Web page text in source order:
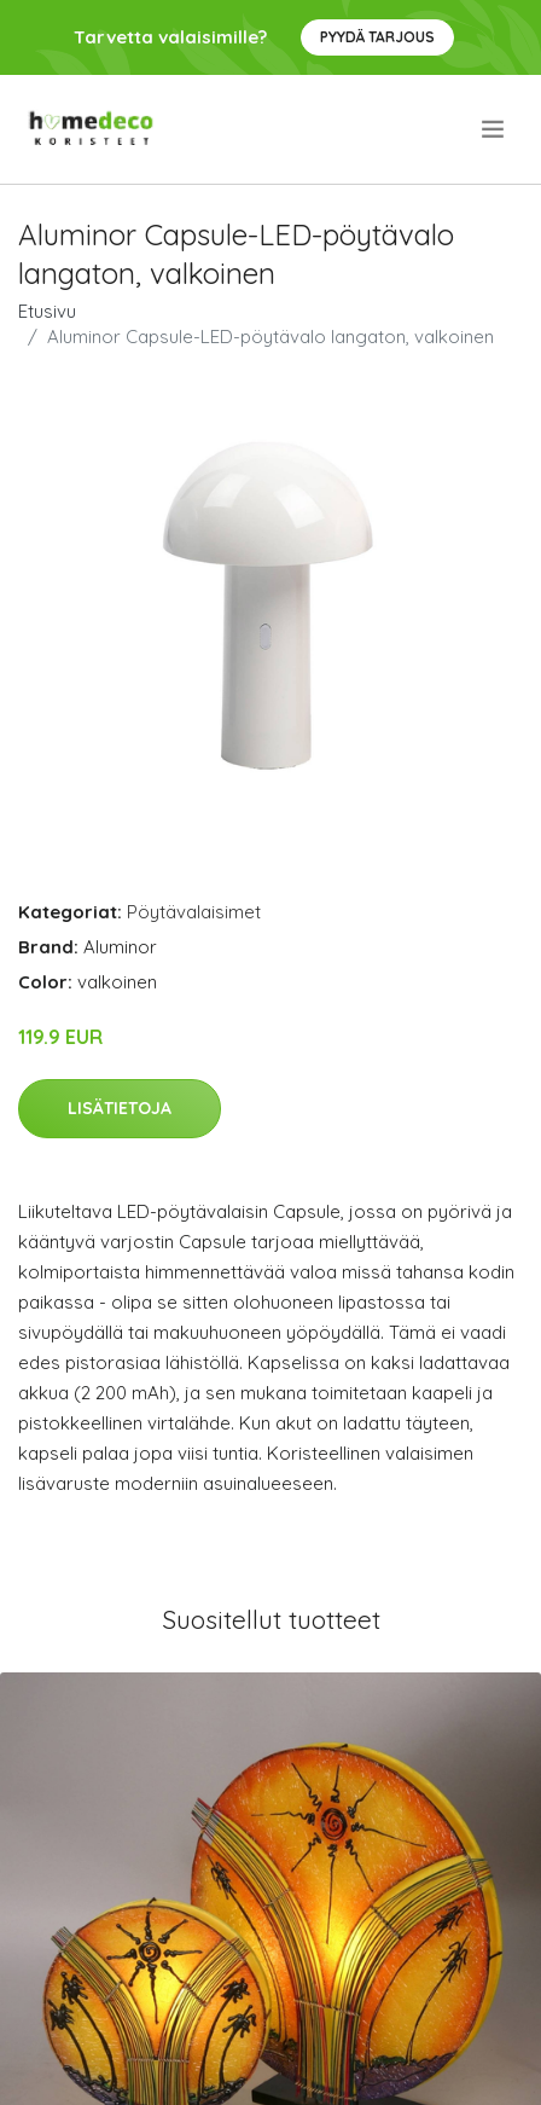
Tarvetta valaisimille? PYYDÄ TARJOUS
Aluminor Capsule-LED-pöytävalo
langaton, valkoinen
Etusivu
Aluminor Capsule-LED-pöytävalo langaton, valkoinen
Kategoriat: Pöytävalaisimet
Brand: Aluminor
Color: valkoinen
119.9 EUR
LISÄTIETOJA
Liikuteltava LED-pöytävalaisin Capsule, jossa on pyörivä ja
kääntyvä varjostin Capsule tarjoaa miellyttävää,
kolmiportaista himmennettävää valoa missä tahansa kodin
paikassa - olipa se sitten olohuoneen lipastossa tai
sivupöydällä tai makuuhuoneen yöpöydällä. Tämä ei vaadi
edes pistorasiaa lähistöllä. Kapselissa on kaksi ladattavaa
akkua (2 200 mAh), ja sen mukana toimitetaan kaapeli ja
pistokkeellinen virtalähde. Kun akut on ladattu täyteen,
kapseli palaa jopa viisi tuntia. Koristeellinen valaisimen
lisävaruste moderniin asuinalueeseen.
Suositellut tuotteet